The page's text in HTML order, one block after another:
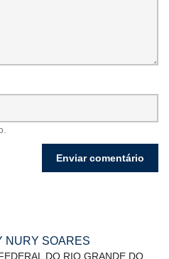
NURY SOARES
DO RIO GRANDE DO